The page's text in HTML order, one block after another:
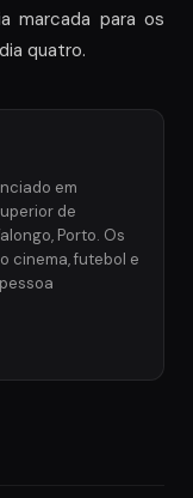
marcada para os
quatro.
em
de
Porto. Os
cinema, futebol e